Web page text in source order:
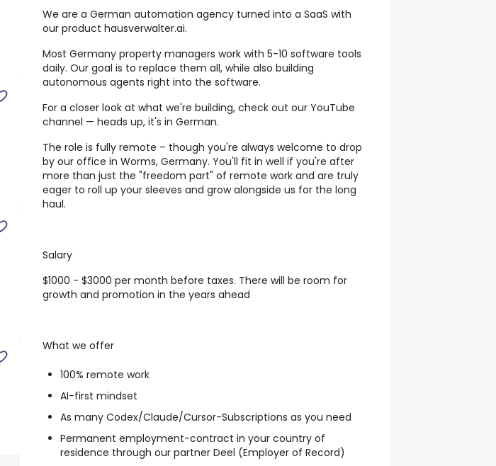
We are a German automation agency turned into a SaaS with
our product hausverwalter.ai.
Most Germany property managers work with 5-10 software tools
daily. Our goal is to replace them all, while also building
autonomous agents right into the software.
For a closer look at what we're building, check out our YouTube
channel — heads up, it's in German.
The role is fully remote – though you're always welcome to drop
by our office in Worms, Germany. You'll fit in well if you're after
more than just the "freedom part" of remote work and are truly
eager to roll up your sleeves and grow alongside us for the long
haul.
Salary
$1000 - $3000 per month before taxes. There will be room for
growth and promotion in the years ahead
What we offer
100% remote work
AI-first mindset
As many Codex/Claude/Cursor-Subscriptions as you need
Permanent employment-contract in your country of
residence through our partner Deel (Employer of Record)